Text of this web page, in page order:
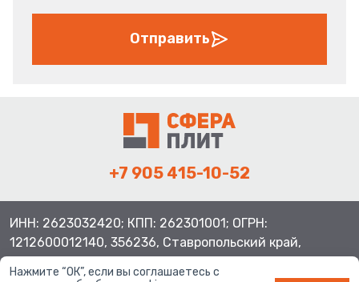
Отправить
+7 905 415-10-52
ИНН: 2623032420; КПП: 262301001; ОГРН:
1212600012140, 356236, Ставропольский край,
Нажмите “ОК”, если вы соглашаетесь с